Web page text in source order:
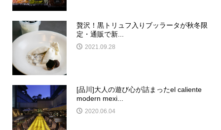
贅沢！黒トリュフ入りブッラータが秋冬限
定・通販で新...
2021.09.28
[品川]大人の遊び心が詰まったel caliente
modern mexi...
2020.06.04